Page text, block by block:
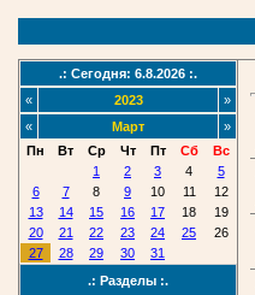
.: Сегодня: 6.8.2026 :.
«
2023
»
«
Март
»
Пн
Вт Ср Чт Пт Сб
Вс
1
2 3 4
5
6
7 8 9 10 11
12
13
14 15 16 17 18
19
20
21 22 23 24 25
26
27
28 29 30
31
.: Разделы :.